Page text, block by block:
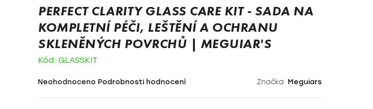
PERFECT CLARITY GLASS CARE KIT - SADA NA
KOMPLETNÍ PÉČI, LEŠTĚNÍ A OCHRANU
SKLENĚNÝCH POVRCHŮ | MEGUIAR'S
Kód: GLASSKIT
Průměrné
Neohodnoceno Podrobnosti hodnocení Značka: Meguiars